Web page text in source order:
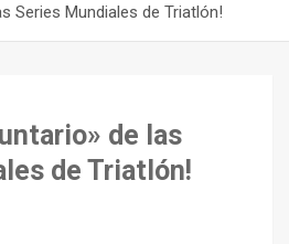
Series Mundiales de Triatlón!
de las
de Triatlón!